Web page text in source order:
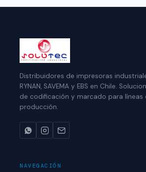
Distribuidores de impresoras
RYNAN, SAVEMA y EBS en Chile.
de codificación y marcado para líneas
producción.
NAVEGACIÓN